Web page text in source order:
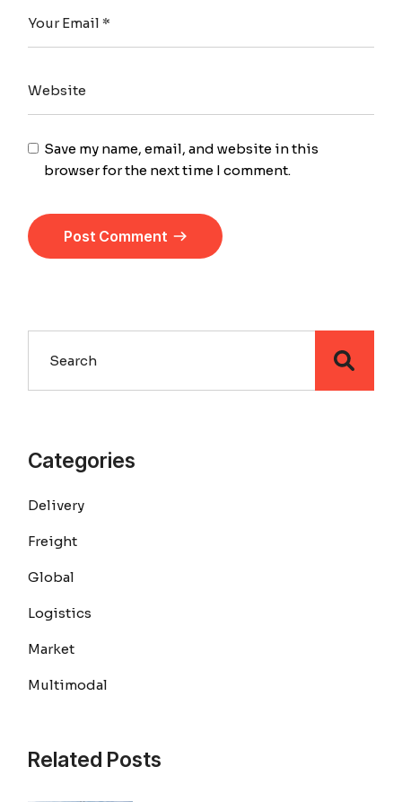
Save my name, email, and website in this
browser for the next time I comment.
Post Comment
Categories
Delivery
Freight
Global
Logistics
Market
Multimodal
Related Posts